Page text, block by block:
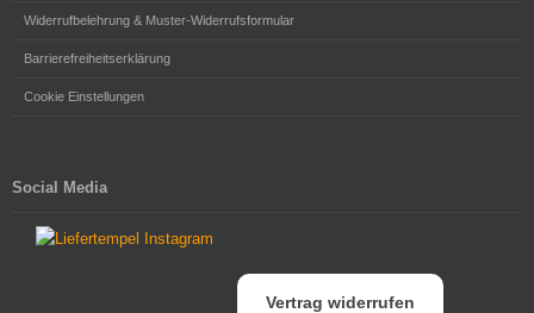
Widerrufbelehrung & Muster-Widerrufsformular
Barrierefreiheitserklärung
Cookie Einstellungen
Social Media
Vertrag widerrufen